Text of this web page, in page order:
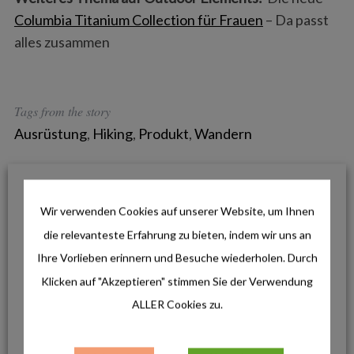
Columbia Titanium Collection für Frauen – Da passt
alles zusammen
Tags from the story
Ausrüstung, Hiking, Produkt,Wandern
FACEBOOK TWITTER
PINTEREST
o
Wir verwenden Cookies auf unserer Website, um Ihnen
die relevanteste Erfahrung zu bieten, indem wir uns an
Ihre Vorlieben erinnern und Besuche wiederholen. Durch
Klicken auf "Akzeptieren" stimmen Sie der Verwendung
ALLER Cookies zu.